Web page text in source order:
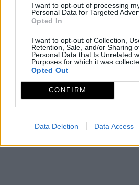
I want to opt-out of processing
Personal Data for Targeted
Opted In
I want to opt-out of Collection,
Retention, Sale, and/or Sharing
Personal Data that Is Unrelated
Purposes for which it was
Opted Out
CONFIRM
Data Deletion Data Access